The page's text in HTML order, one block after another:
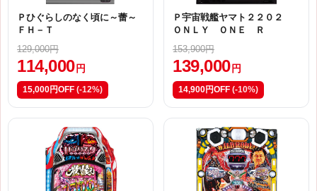
Ｐひぐらしのなく頃に～蕾～
ＦＨ－Ｔ
129,000円
114,000 円
15,000円OFF (-12%)
Ｐ宇宙戦艦ヤマト２２０２
ＯＮＬＹ ＯＮＥ Ｒ
153,900円
139,000 円
14,900円OFF (-10%)